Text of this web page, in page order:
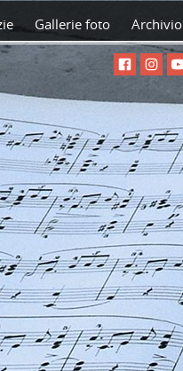
Gallerie foto Archivio